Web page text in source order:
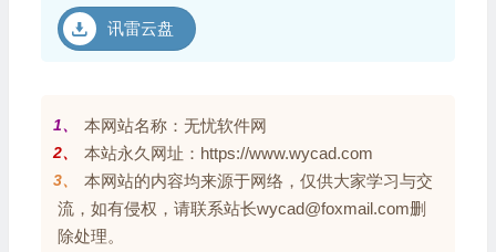
讯雷云盘
1、 本网站名称：无忧软件网
2、 本站永久网址：https://www.wycad.com
3、
本网站的内容均来源于网络，仅供大家学习与交
流，如有侵权，请联系站长wycad@foxmail.com删
除处理。